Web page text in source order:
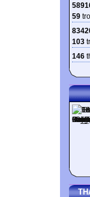
59
103
146